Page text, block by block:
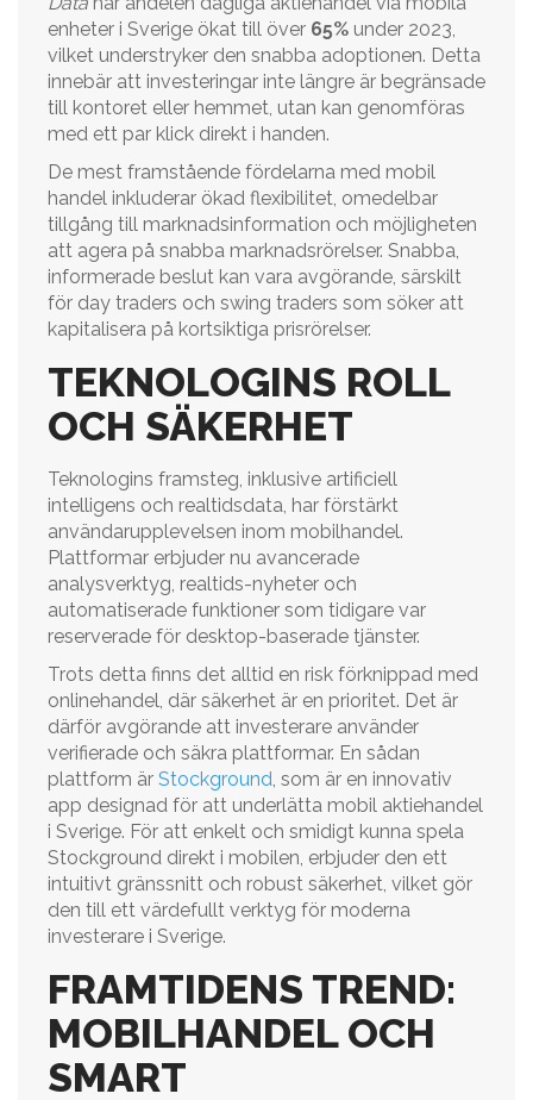
enheter i Sverige ökat till över 65% under 2023,
vilket understryker den snabba adoptionen. Detta
innebär att investeringar inte längre är begränsade
till kontoret eller hemmet, utan kan genomföras
med ett par klick direkt i handen.
De mest framstående fördelarna med mobil
handel inkluderar ökad flexibilitet, omedelbar
tillgång till marknadsinformation och möjligheten
att agera på snabba marknadsrörelser. Snabba,
informerade beslut kan vara avgörande, särskilt
för day traders och swing traders som söker att
kapitalisera på kortsiktiga prisrörelser.
TEKNOLOGINS ROLL
OCH SÄKERHET
Teknologins framsteg, inklusive artificiell
intelligens och realtidsdata, har förstärkt
användarupplevelsen inom mobilhandel.
Plattformar erbjuder nu avancerade
analysverktyg, realtids-nyheter och
automatiserade funktioner som tidigare var
reserverade för desktop-baserade tjänster.
Trots detta finns det alltid en risk förknippad med
onlinehandel, där säkerhet är en prioritet. Det är
därför avgörande att investerare använder
verifierade och säkra plattformar. En sådan
plattform är Stockground, som är en innovativ
app designad för att underlätta mobil aktiehandel
i Sverige. För att enkelt och smidigt kunna spela
Stockground direkt i mobilen, erbjuder den ett
intuitivt gränssnitt och robust säkerhet, vilket gör
den till ett värdefullt verktyg för moderna
investerare i Sverige.
FRAMTIDENS TREND:
MOBILHANDEL OCH
SMART